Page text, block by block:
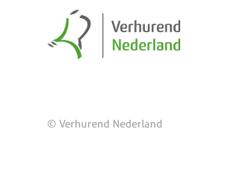
© Verhurend Nederland